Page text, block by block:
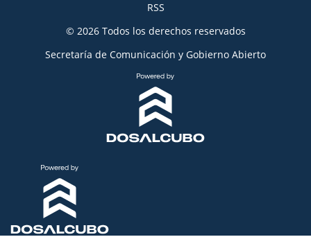
RSS
© 2026 Todos los derechos reservados
Secretaría de Comunicación y Gobierno Abierto